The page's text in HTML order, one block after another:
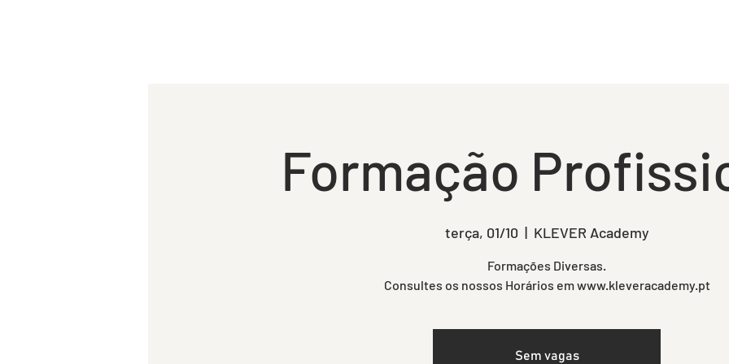
Formação
terça, 01/10
  |
KLEVER Academy
Formações Diversas.
Consultes os nossos Horários em www.kleveracademy.pt
Sem vagas